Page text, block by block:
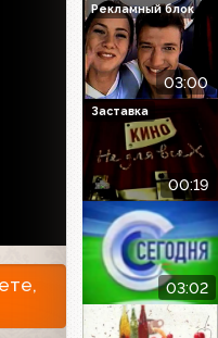
03:00
Рекламный блок
00:19
Заставка
03:02